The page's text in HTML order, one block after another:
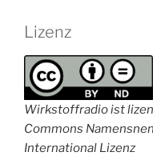
Lizenz
Wirkstoffradio ist
Commons
International Lizenz